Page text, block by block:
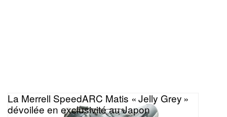
La Merrell SpeedARC Matis « Jelly Grey »
dévoilée en exclusivité au Japon